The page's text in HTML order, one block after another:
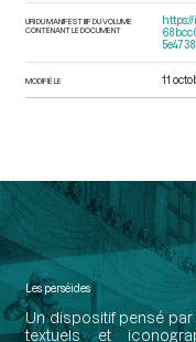
URI DU MANIFEST IIIF DU VOLUME
CONTENANT LE DOCUMENT
MODIFIÉ LE 11
Les perséides
Un dispositif pensé
textuels et